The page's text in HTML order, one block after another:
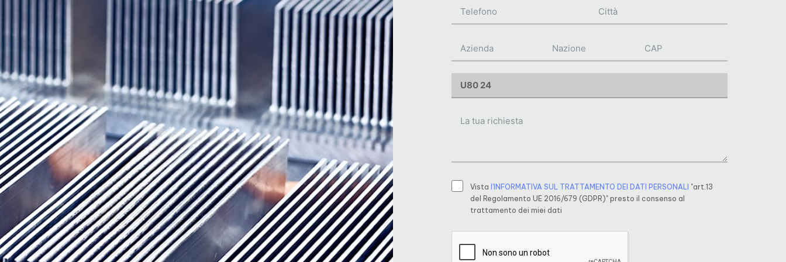
Vista l’INFORMATIVA SUL TRATTAMENTO DEI DATI PERSONALI
"art.13
del Regolamento UE 2016/679 (GDPR)" presto il consenso al
trattamento dei miei dati